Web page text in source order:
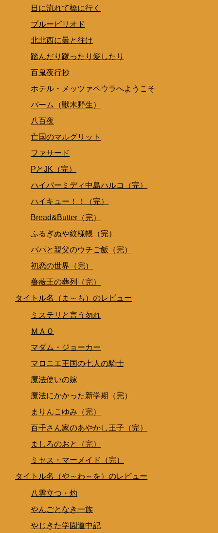
日に流れて橋に行く
ブルーピリオド
北北西に曇と往け
踏んだり蹴ったり愛したり
百鬼夜行抄
ホテル・メッツァペウラへようこそ
パーム（獣木野生）
八百夜
亡国のマルグリット
ファサード
PとJK（完）
ハイパーミディ中島ハルコ（完）
ハイキュー！！（完）
Bread&Butter（完）
ふるぎぬや紋様帳（完）
パパと親父のウチご飯（完）
初恋の世界（完）
薔薇王の葬列（完）
タイトル名（ま～も）のレビュー
ミステリと言う勿れ
ＭＡＯ
マダム・ジョーカー
マロニエ王国の七人の騎士
魔法使いの嫁
魔法にかかった新学期（完）
まりんこゆみ（完）
百千さん家のあやかし王子（完）
ましろのおと（完）
ミセス・マーメイド（完）
タイトル名（や～わ～を）のレビュー
八雲立つ・灼
やんごとなき一族
やじきた学園道中記